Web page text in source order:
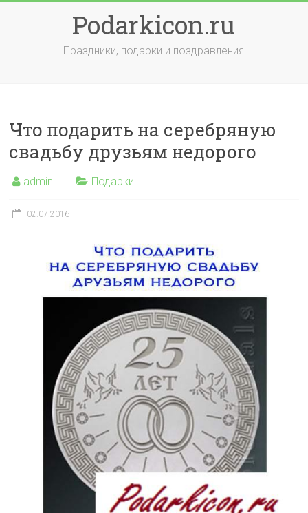
Podarkicon.ru
Праздники, подарки и поздравления
Что подарить на серебряную
свадьбу друзьям недорого
admin Подарки
02.07.2016